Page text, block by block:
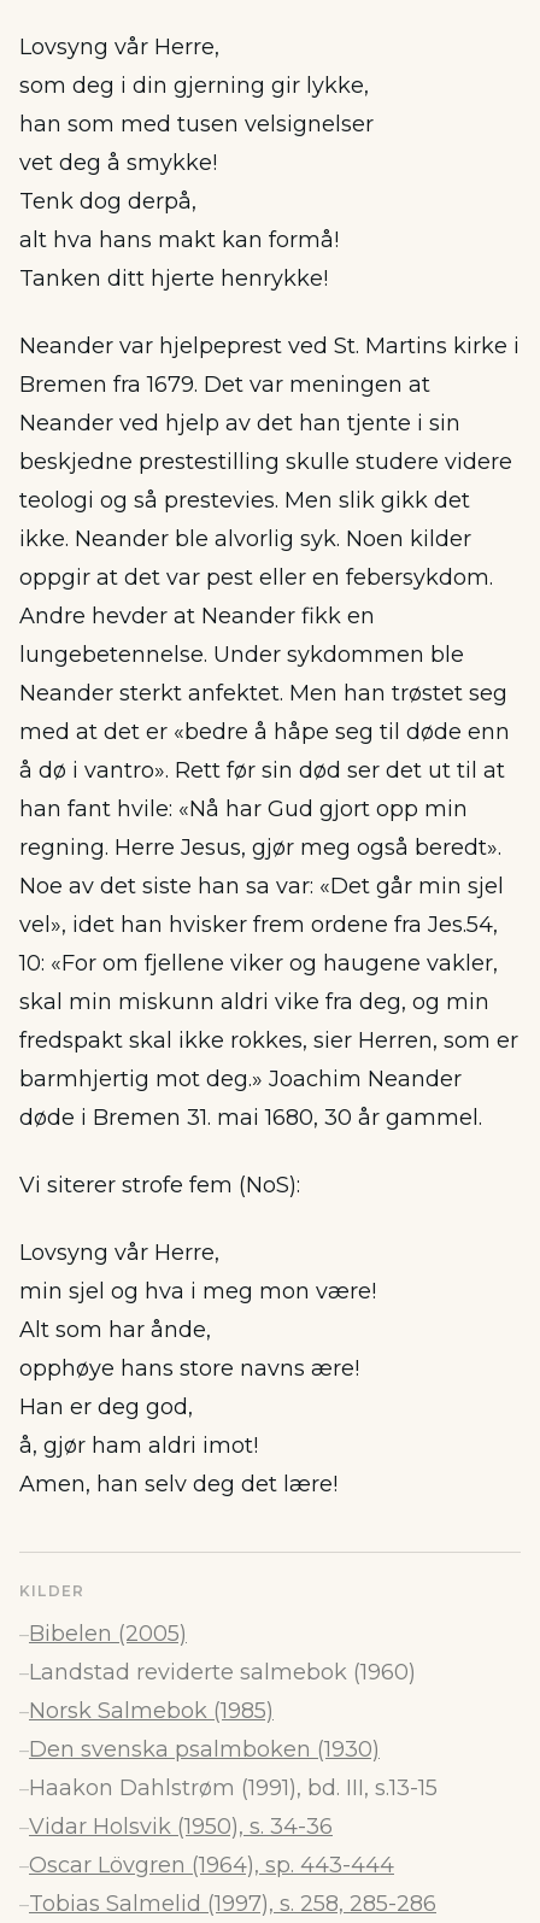
Lovsyng vår Herre,
som deg i din gjerning gir lykke,
han som med tusen velsignelser
vet deg å smykke!
Tenk dog derpå,
alt hva hans makt kan formå!
Tanken ditt hjerte henrykke!
Neander var hjelpeprest ved St. Martins kirke i
Bremen fra 1679. Det var meningen at
Neander ved hjelp av det han tjente i sin
beskjedne prestestilling skulle studere videre
teologi og så prestevies. Men slik gikk det
ikke. Neander ble alvorlig syk. Noen kilder
oppgir at det var pest eller en febersykdom.
Andre hevder at Neander fikk en
lungebetennelse. Under sykdommen ble
Neander sterkt anfektet. Men han trøstet seg
med at det er «bedre å håpe seg til døde enn
å dø i vantro». Rett før sin død ser det ut til at
han fant hvile: «Nå har Gud gjort opp min
regning. Herre Jesus, gjør meg også beredt».
Noe av det siste han sa var: «Det går min sjel
vel», idet han hvisker frem ordene fra Jes.54,
10: «For om fjellene viker og haugene vakler,
skal min miskunn aldri vike fra deg, og min
fredspakt skal ikke rokkes, sier Herren, som er
barmhjertig mot deg.» Joachim Neander
døde i Bremen 31. mai 1680, 30 år gammel.
Vi siterer strofe fem (NoS):
Lovsyng vår Herre,
min sjel og hva i meg mon være!
Alt som har ånde,
opphøye hans store navns ære!
Han er deg god,
å, gjør ham aldri imot!
Amen, han selv deg det lære!
KILDER
–Bibelen (2005)
–Landstad reviderte salmebok (1960)
–Norsk Salmebok (1985)
–Den svenska psalmboken (1930)
–Haakon Dahlstrøm (1991), bd. III, s.13-15
–Vidar Holsvik (1950), s. 34-36
–Oscar Lövgren (1964), sp. 443-444
–Tobias Salmelid (1997), s. 258, 285-286